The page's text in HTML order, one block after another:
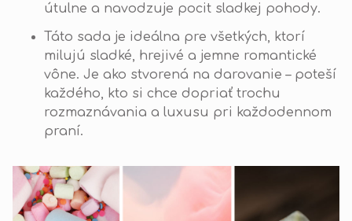
útulne a navodzuje pocit sladkej pohody.
Táto sada je ideálna pre všetkých, ktorí
milujú sladké, hrejivé a jemne romantické
vône. Je ako stvorená na darovanie – poteší
každého, kto si chce dopriať trochu
rozmaznávania a luxusu pri každodennom
praní.